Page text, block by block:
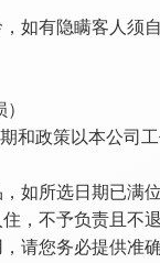
如有隐瞒客人须
和政策以本公司
如所选日期已满
，不予负责且不
请您务必提供准